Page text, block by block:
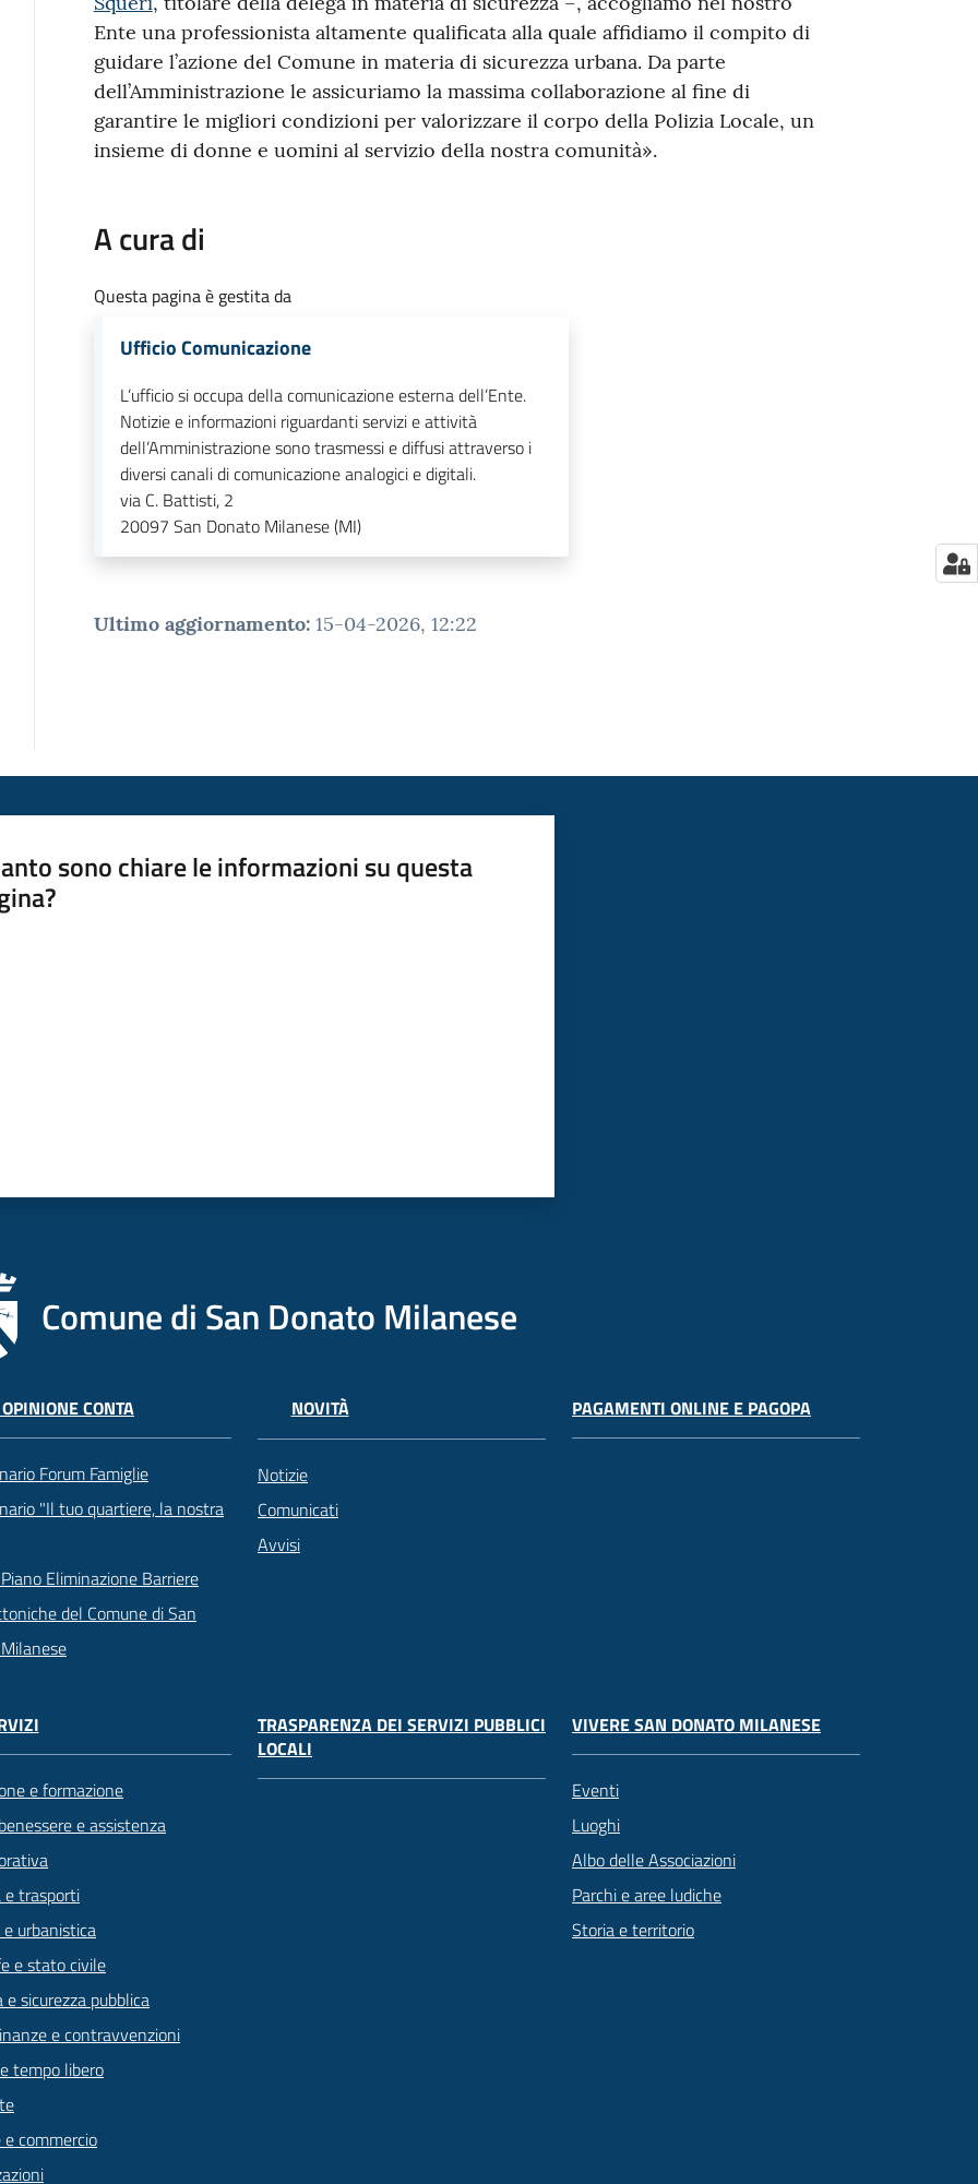
Ente una professionista altamente qualificata alla quale affidiamo il compito di
guidare l’azione del Comune in materia di sicurezza urbana. Da parte
dell’Amministrazione le assicuriamo la massima collaborazione al fine di
garantire le migliori condizioni per valorizzare il corpo della Polizia Locale, un
insieme di donne e uomini al servizio della nostra comunità».
A cura di
Questa pagina è gestita da
Ufficio Comunicazione
L’ufficio si occupa della comunicazione esterna dell’Ente.
Notizie e informazioni riguardanti servizi e attività
dell’Amministrazione sono trasmessi e diffusi attraverso i
diversi canali di comunicazione analogici e digitali.
via C. Battisti, 2
20097 San Donato Milanese (MI)
Ultimo aggiornamento: 15-04-2026, 12:22
sono chiare le informazioni su questa
Comune di San Donato Milanese
CONTA
Forum Famiglie
"Il tuo quartiere, la nostra
Eliminazione Barriere
del Comune di San
NOVITÀ
Notizie
Comunicati
Avvisi
PAGAMENTI ONLINE E PAGOPA
e formazione
e assistenza
e trasporti
urbanistica
e stato civile
e sicurezza pubblica
e contravvenzioni
tempo libero
e commercio
TRASPARENZA DEI SERVIZI PUBBLICI
LOCALI
VIVERE SAN DONATO MILANESE
Eventi
Luoghi
Albo delle Associazioni
Parchi e aree ludiche
Storia e territorio